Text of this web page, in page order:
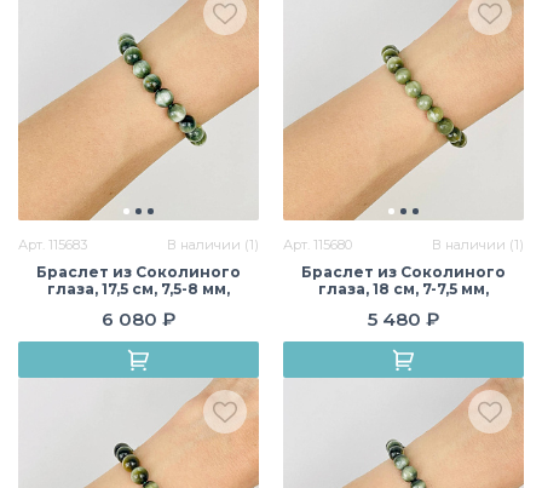
Арт. 115683 В наличии (1)
Браслет из Соколиного
глаза, 17,5 см, 7,5-8 мм,
6 080 ₽
Арт. 115680 В наличии (1)
Браслет из Соколиного
глаза, 18 см, 7-7,5 мм,
5 480 ₽